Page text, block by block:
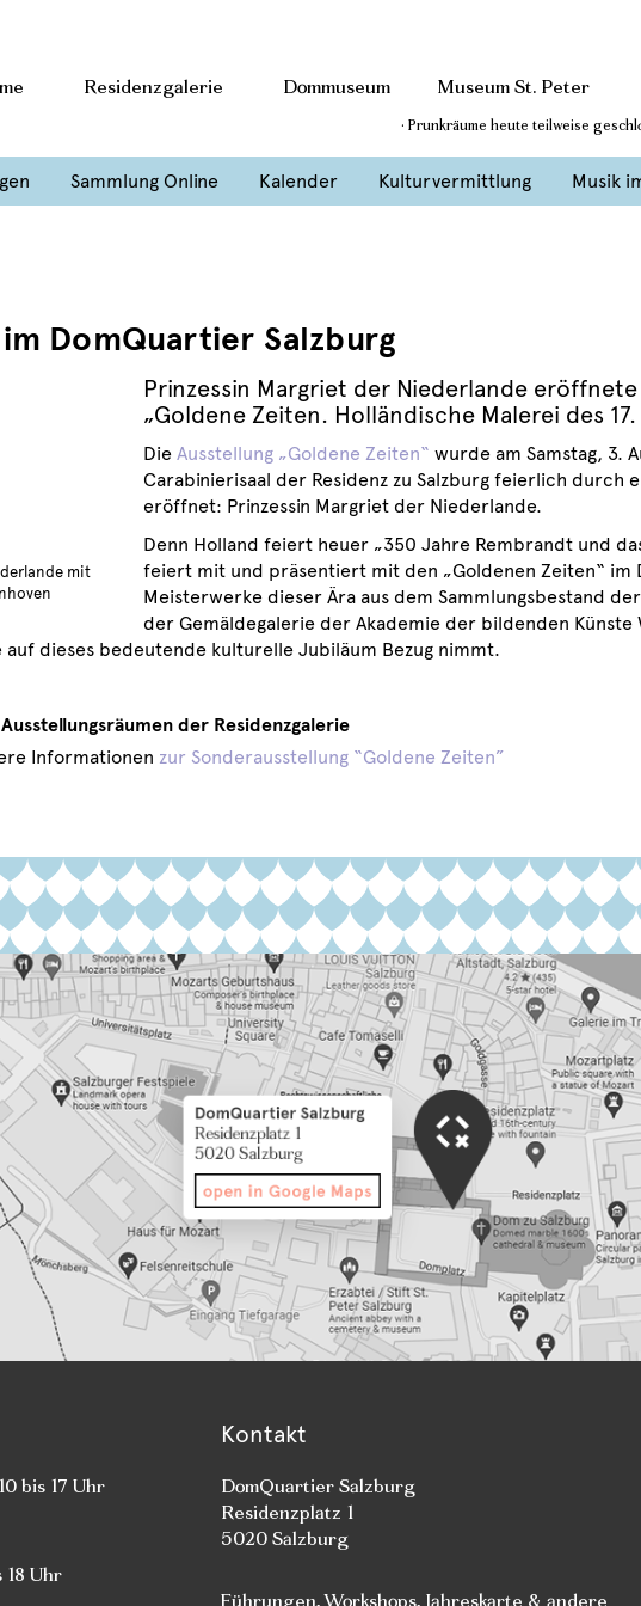
Residenzgalerie Dommuseum Museum St. Peter
· Prunkräume heute teilweise
Sammlung Online Kalender Kulturvermittlung Musik
DomQuartier Salzburg
mit
Prinzessin Margriet der Niederlande
„Goldene Zeiten. Holländische Malerei des
DieAusstellung „Goldene Zeiten“ wurde am Samstag, 3.
Carabinierisaal der Residenz zu Salzburg feierlich durch
eröffnet: Prinzessin Margriet der Niederlande.
Denn Holland feiert heuer „350 Jahre Rembrandt und
feiert mit und präsentiert mit den „Goldenen Zeiten“ im
Meisterwerke dieser Ära aus dem Sammlungsbestand
der Gemäldegalerie der Akademie der bildenden Künste
dieses bedeutende kulturelle Jubiläum Bezug nimmt.
der Residenzgalerie
Informationen zur Sonderausstellung “Goldene Zeiten”
Kontakt
DomQuartier Salzburg
Residenzplatz 1
5020 Salzburg
bis 17 Uhr
18 Uhr